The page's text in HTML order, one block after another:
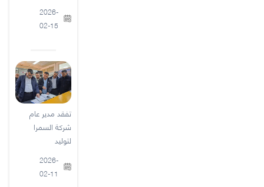
2026-
02-15
تفقد مدير عام
شركة السمرا
لتوليد
2026-
02-11